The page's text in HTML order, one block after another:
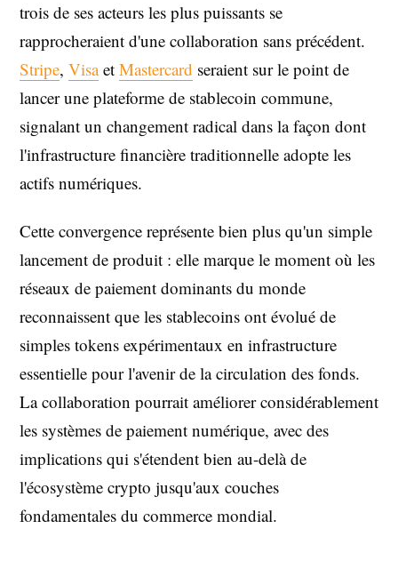
trois de ses acteurs les plus puissants se
rapprocheraient d'une collaboration sans précédent.
Stripe, Visaet Mastercard seraient sur le point de
lancer une plateforme de stablecoin commune,
signalant un changement radical dans la façon dont
l'infrastructure financière traditionnelle adopte les
actifs numériques.
Cette convergence représente bien plus qu'un simple
lancement de produit : elle marque le moment où les
réseaux de paiement dominants du monde
reconnaissent que les stablecoins ont évolué de
simples tokens expérimentaux en infrastructure
essentielle pour l'avenir de la circulation des fonds.
La collaboration pourrait améliorer considérablement
les systèmes de paiement numérique, avec des
implications qui s'étendent bien au-delà de
l'écosystème crypto jusqu'aux couches
fondamentales du commerce mondial.